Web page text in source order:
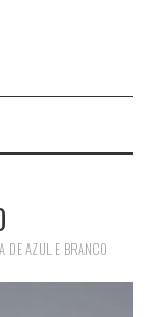
DE AZUL E BRANCO